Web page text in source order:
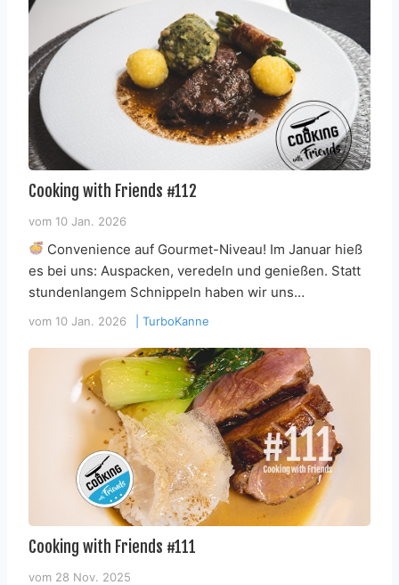
Cooking with Friends #112
vom 10 Jan. 2026
Convenience auf Gourmet-Niveau! Im Januar hieß
es bei uns: Auspacken, veredeln und genießen. Statt
stundenlangem Schnippeln haben wir uns…
vom 10 Jan. 2026 TurboKanne
Cooking with Friends #111
vom 28 Nov. 2025